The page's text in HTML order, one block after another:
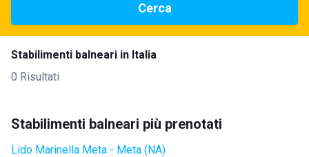
Cerca
Stabilimenti balneari in Italia
0 Risultati
Stabilimenti balneari più prenotati
Lido Marinella Meta - Meta (NA)